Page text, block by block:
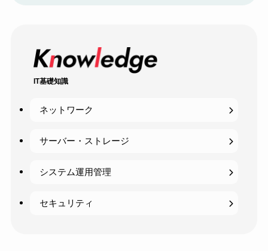
IT基礎知識
ネットワーク
サーバー・ストレージ
システム運用管理
セキュリティ